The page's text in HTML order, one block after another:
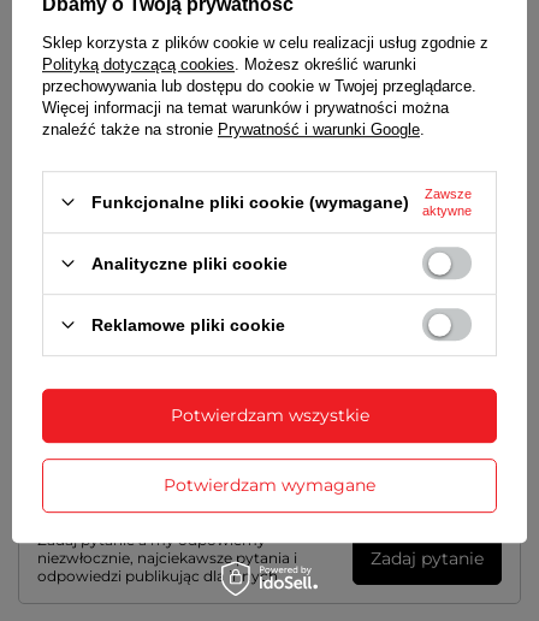
MECHANIZM
kwarcowy, skokowy
ZASILANIE
WYMIARY
średnica - 40 cm
SZCZEGÓŁOWE DANE
GWARANCJA
Potrzebujesz pomocy? Masz pytania?
Zadaj pytanie a my odpowiemy
niezwłocznie, najciekawsze pytania i
odpowiedzi publikując dla innych.
Zadaj pytanie
Dbamy o Twoją prywatność
Sklep korzysta z plików cookie w celu realizacji usług zgodnie z
Polityką dotyczącą cookies . Możesz określić warunki
przechowywania lub dostępu do cookie w Twojej przeglądarce.
Więcej informacji na temat warunków i prywatności można
znaleźć także na stronie Prywatność i warunki Google
Funkcjonalne pliki cookie (wymagane)
Zawsze
aktywne
Analityczne pliki cookie
Reklamowe pliki cookie
Potwierdzam wymagane
Potwierdzam wszystkie